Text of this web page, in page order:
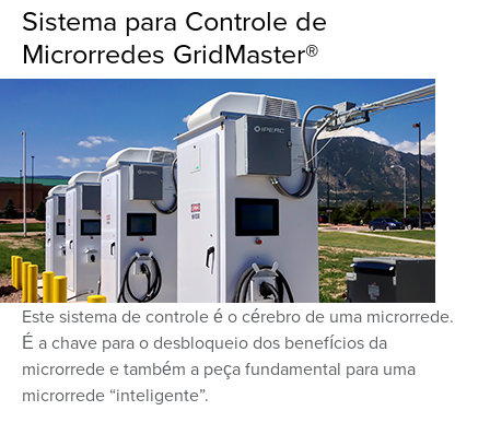
Sistema para Controle de
Microrredes GridMaster®
Este sistema de controle é o cérebro de uma microrrede.
É a chave para o desbloqueio dos benefícios da
microrrede e também a peça fundamental para uma
microrrede “inteligente”.